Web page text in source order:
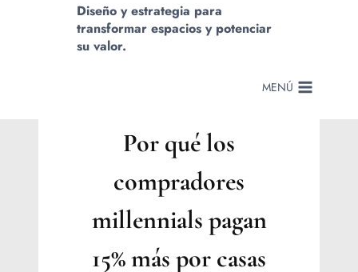
Diseño y estrategia para
transformar espacios y potenciar
su valor.
MENÚ
INMOBILIARIO
Por qué los
compradores
millennials pagan
15% más por casas